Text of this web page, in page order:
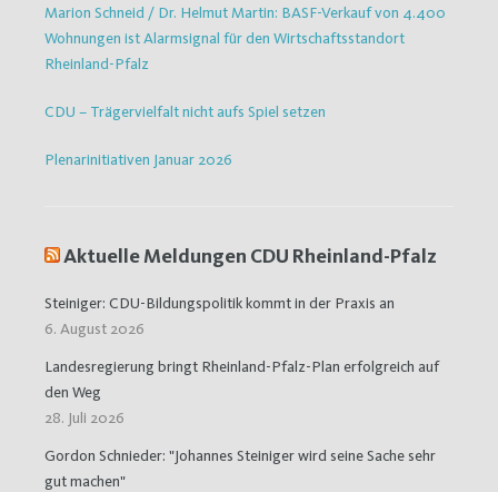
Marion Schneid / Dr. Helmut Martin: BASF-Verkauf von 4.400
Wohnungen ist Alarmsignal für den Wirtschaftsstandort
Rheinland-Pfalz
CDU – Trägervielfalt nicht aufs Spiel setzen
Plenarinitiativen Januar 2026
Aktuelle Meldungen CDU Rheinland-Pfalz
Steiniger: CDU-Bildungspolitik kommt in der Praxis an
6. August 2026
Landesregierung bringt Rheinland-Pfalz-Plan erfolgreich auf
den Weg
28. Juli 2026
Gordon Schnieder: "Johannes Steiniger wird seine Sache sehr
gut machen"